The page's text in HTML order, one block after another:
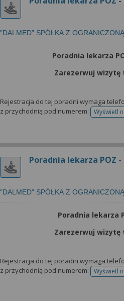
"DALMED" SPÓŁKA Z
Poradnia lekarza
Zarezerwuj
Rejestracja do tej poradni wymaga
z przychodnią pod numerem:
Wyświetl
Poradnia lekarza POZ
"DALMED" SPÓŁKA Z
Poradnia lekarza
Zarezerwuj
Rejestracja do tej poradni wymaga
z przychodnią pod numerem:
Wyświetl